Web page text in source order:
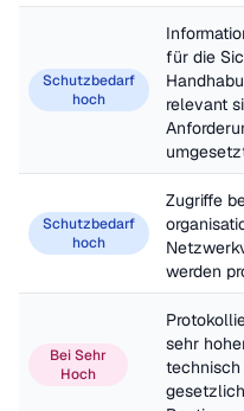
Schutzbedarf
hoch
für die
relevant
Schutzbedarf
hoch
Zugriffe
werden
Bei Sehr
Hoch
sehr
technisch